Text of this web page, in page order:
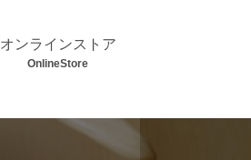
オンラインストア
OnlineStore